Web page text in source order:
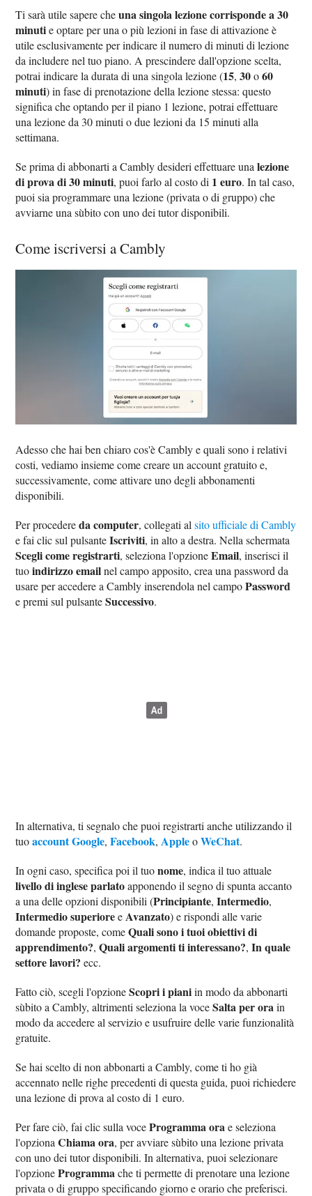
Ti sarà utile sapere cheuna singola lezione corrisponde a 30
minutie optare per una o più lezioni in fase di attivazione è
utile esclusivamente per indicare il numero di minuti di lezione
da includere nel tuo piano. A prescindere dall'opzione scelta,
potrai indicare la durata di una singola lezione (15,30o60
minuti) in fase di prenotazione della lezione stessa: questo
significa che optando per il piano 1 lezione, potrai effettuare
una lezione da 30 minuti o due lezioni da 15 minuti alla
settimana.
Se prima di abbonarti a Cambly desideri effettuare unalezione
di prova di 30 minuti, puoi farlo al costo di 1 euro. In tal caso,
puoi sia programmare una lezione (privata o di gruppo) che
avviarne una sùbito con uno dei tutor disponibili.
Come iscriversi a Cambly
Adesso che hai ben chiaro cos'è Cambly e quali sono i relativi
costi, vediamo insieme come creare un account gratuito e,
successivamente, come attivare uno degli abbonamenti
disponibili.
Per procedereda computer, collegati alsito ufficiale di Cambly
e fai clic sul pulsanteIscriviti, in alto a destra. Nella schermata
Scegli come registrarti, seleziona l'opzioneEmail, inserisci il
tuoindirizzo emailnel campo apposito, crea una password da
usare per accedere a Cambly inserendola nel campoPassword
e premi sul pulsanteSuccessivo.
In alternativa, ti segnalo che puoi registrarti anche utilizzando il
tuoaccount Google,Facebook, AppleoWeChat.
In ogni caso, specifica poi il tuonome, indica il tuo attuale
livello di inglese parlatoapponendo il segno di spunta accanto
a una delle opzioni disponibili (Principiante,Intermedio,
Intermedio superioree Avanzato) e rispondi alle varie
domande proposte, comeQuali sono i tuoi obiettivi di
apprendimento?,Quali argomenti ti interessano?,In quale
settore lavori? ecc.
Fatto ciò, scegli l'opzioneScopri i pianiin modo da abbonarti
sùbito a Cambly, altrimenti seleziona la voceSalta per orain
modo da accedere al servizio e usufruire delle varie funzionalità
gratuite.
Se hai scelto di non abbonarti a Cambly, come ti ho già
accennato nelle righe precedenti di questa guida, puoi richiedere
una lezione di prova al costo di 1 euro.
Per fare ciò, fai clic sulla voceProgramma orae seleziona
l'opzionaChiama ora, per avviare sùbito una lezione privata
con uno dei tutor disponibili. In alternativa, puoi selezionare
l'opzioneProgrammache ti permette di prenotare una lezione
privata o di gruppo specificando giorno e orario che preferisci.